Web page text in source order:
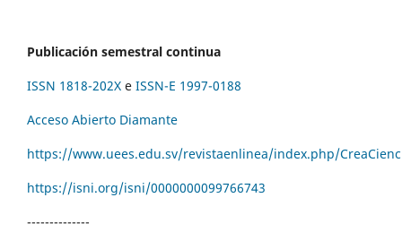
Publicación semestral continua
ISSN 1818-202X e ISSN-E 1997-0188
Acceso Abierto Diamante
https://www.uees.edu.sv/revistaenlinea/index.php/
https://isni.org/isni/0000000099766743
--------------